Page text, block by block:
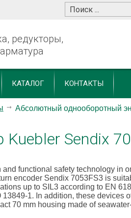
редукторы,
КАТАЛОГ КОНТАКТЫ
Абсолютный однооборотный
Sendix
and functional safety technology in
encoder Sendix 7053FS3 is
up to SIL3 according to EN
1. In addition, these devices
70 mm housing made of